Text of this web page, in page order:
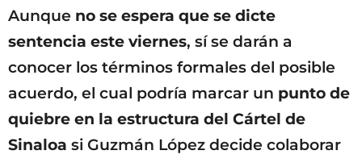
Aunque no se espera que se dicte
sentencia este viernes, sí se darán a
conocer los términos formales del posible
acuerdo, el cual podría marcar un punto de
quiebre en la estructura del Cártel de
Sinaloa si Guzmán López decide colaborar